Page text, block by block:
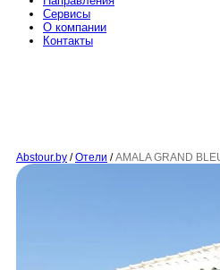
Сервисы
O компании
Контакты
Abstour.by / Отели / AMALA GRAND